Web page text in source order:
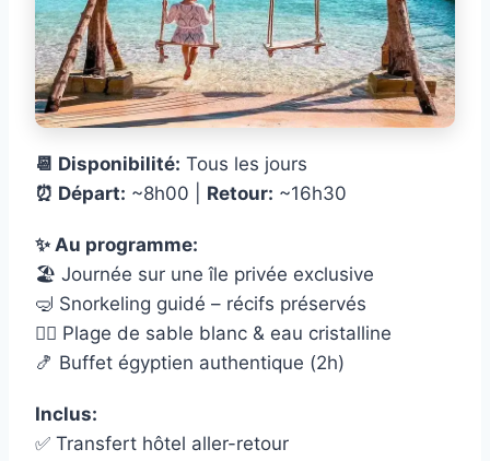
📆 Disponibilité: Tous les jours
⏰ Départ: ~8h00 | Retour: ~16h30
✨ Au programme:
🏖️ Journée sur une île privée exclusive
🤿 Snorkeling guidé – récifs préservés
🧘‍♀️ Plage de sable blanc & eau cristalline
🍤 Buffet égyptien authentique (2h)
Inclus:
✅ Transfert hôtel aller-retour